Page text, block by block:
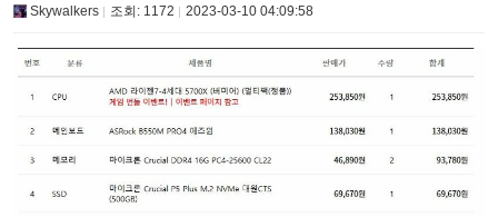
Skywalkers 조회: 1172 2023-03-10 04:09:58